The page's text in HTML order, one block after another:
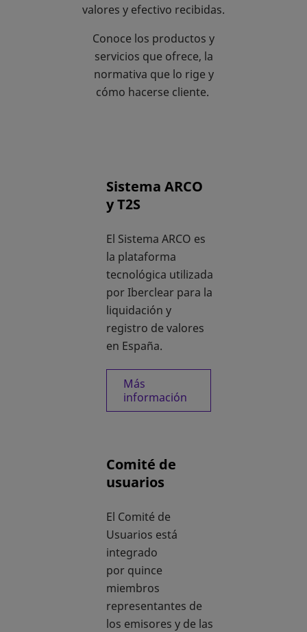
valores y efectivo recibidas.
Conoce los productos y
servicios que ofrece, la
normativa que lo rige y
cómo hacerse cliente.
Sistema ARCO
y T2S
El Sistema ARCO es
la plataforma
tecnológica utilizada
por Iberclear para la
liquidación y
registro de valores
en España.
Más
información
Comité de
usuarios
El Comité de
Usuarios está
integrado
por quince
miembros
representantes de
los emisores y de las